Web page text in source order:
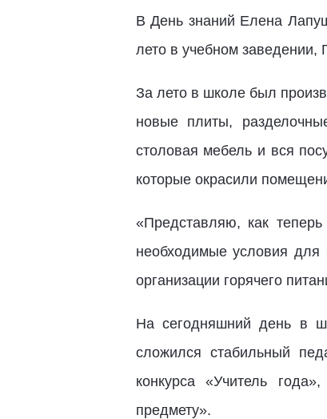
В День знаний Елена
лето в учебном
За лето в школе был
новые плиты,
столовая мебель и вся
которые окрасили
«Представляю, как
необходимые условия для
организации горячего
На сегодняшний день в
сложился стабильный
конкурса «Учитель
предмету».